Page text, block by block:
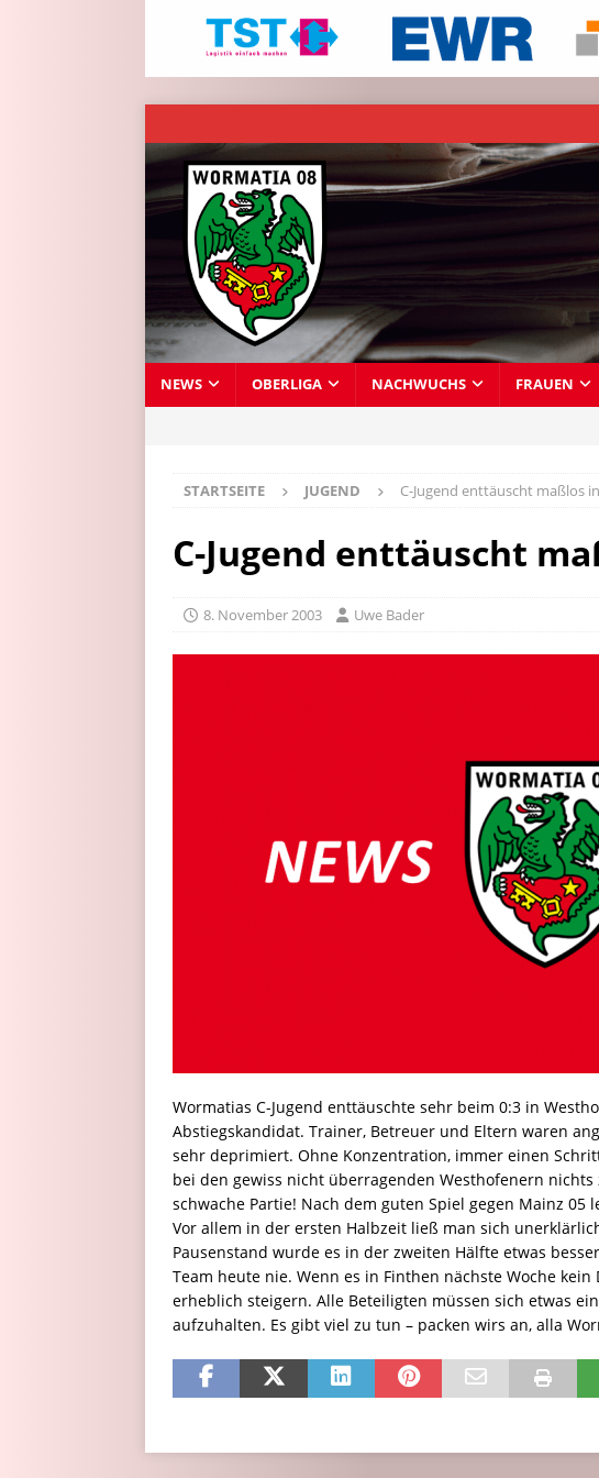
NEWS OBERLIGA NACHWUCHS FRAUEN
STARTSEITE JUGEND C-Jugend enttäuscht maßlos
C-Jugend enttäuscht
8. November 2003 Uwe Bader
Wormatias C-Jugend enttäuschte sehr beim 0:3 in
Abstiegskandidat. Trainer, Betreuer und Eltern waren
sehr deprimiert. Ohne Konzentration, immer einen
bei den gewiss nicht überragenden Westhofenern
schwache Partie! Nach dem guten Spiel gegen Mainz 05
Vor allem in der ersten Halbzeit ließ man sich
Pausenstand wurde es in der zweiten Hälfte etwas
Team heute nie. Wenn es in Finthen nächste Woche
erheblich steigern. Alle Beteiligten müssen sich etwas
aufzuhalten. Es gibt viel zu tun – packen wirs an, alla